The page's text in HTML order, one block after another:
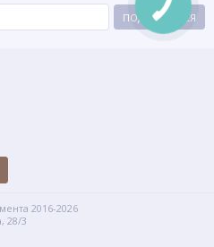
ПОДПИСАТЬСЯ
2016-2026
28/3